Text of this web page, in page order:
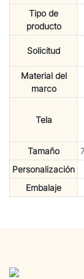
Tipo de
producto
Solicitud
Material del
marco
Tela
Tamaño
Personalización
Embalaje